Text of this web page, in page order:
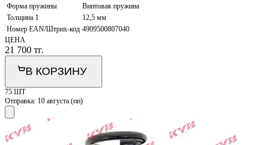
Форма пружины
Винтовая пружина
Толщина 1
12,5 мм
Номер EAN/Штрих-код 4909500807040
ЦЕНА
21 700 тг.
В КОРЗИНУ
75 ШТ
Отправка: 10 августа (пн)